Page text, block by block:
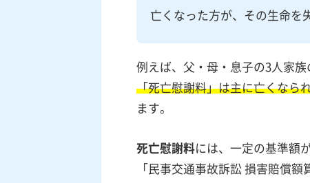
亡くなった方が、その生命を
例えば、父・母・息子の3人家
「死亡慰謝料」は主に亡くなら
ます。
死亡慰謝料には、一定の基準額
「民事交通事故訴訟 損害賠償